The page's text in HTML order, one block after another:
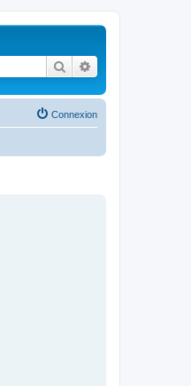
Rechercher
Connexion